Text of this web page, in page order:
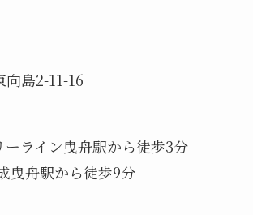
島2-11-16
ーライン曳舟駅から徒歩3分
曳舟駅から徒歩9分